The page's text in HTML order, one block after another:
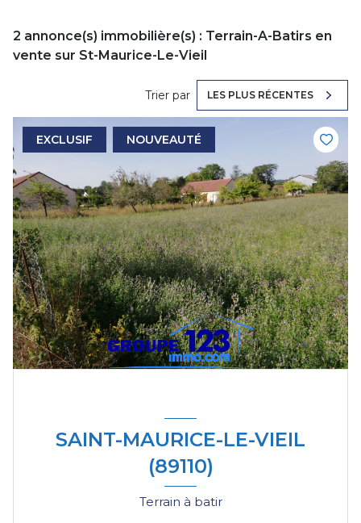
2 annonce(s) immobilière(s) : Terrain-A-Batirs en
vente sur St-Maurice-Le-Vieil
Trier par LES PLUS RÉCENTES
EXCLUSIF NOUVEAUTÉ
SAINT-MAURICE-LE-VIEIL
(89110)
Terrain à batir